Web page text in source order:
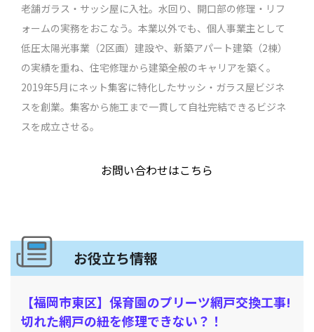
老舗ガラス・サッシ屋に入社。水回り、開口部の修理・リフ
ォームの実務をおこなう。本業以外でも、個人事業主として
低圧太陽光事業（2区画）建設や、新築アパート建築（2棟）
の実績を重ね、住宅修理から建築全般のキャリアを築く。
2019年5月にネット集客に特化したサッシ・ガラス屋ビジネ
スを創業。集客から施工まで一貫して自社完結できるビジネ
スを成立させる。
お問い合わせはこちら
お役立ち情報
【福岡市東区】保育園のプリーツ網戸交換工事!
切れた網戸の紐を修理できない？！